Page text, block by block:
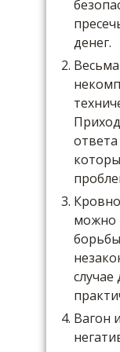
денег.
можно
случае
Вагон